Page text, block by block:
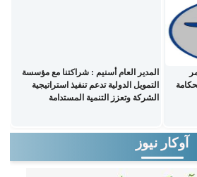
المدير العام أسنيم : شراكتنا مع مؤسسة
التمويل الدولية تدعم تنفيذ استراتيجية
الشركة وتعزز التنمية المستدامة
آوكار نيوز